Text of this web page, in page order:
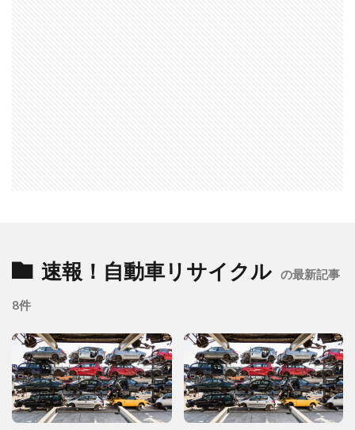
速報！自動車リサイクル の最新記事
8件